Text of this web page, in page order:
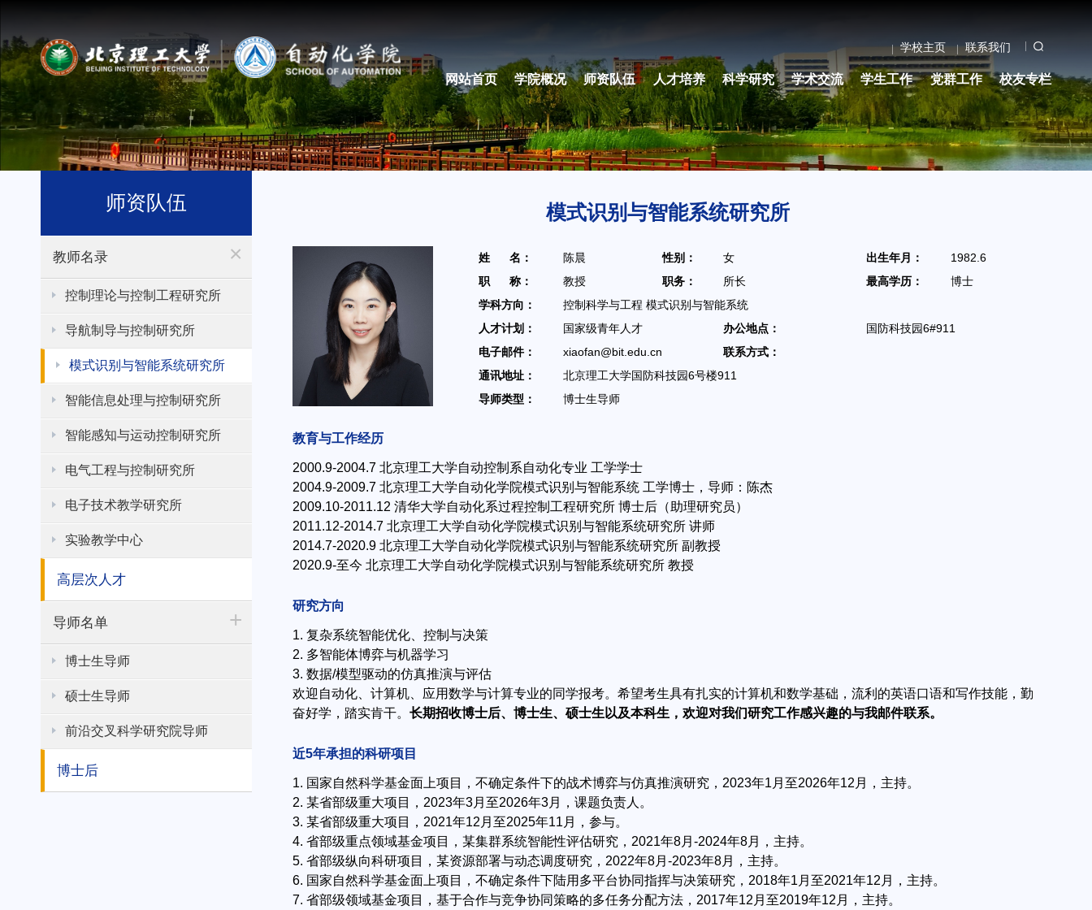
学校主页 联系我们
网站首页 学院概况 师资队伍 人才培养 科学研究 学术交流 学生工作 党群工作 校友专栏
师资队伍
教师名录 ×
控制理论与控制工程研究所
导航制导与控制研究所
模式识别与智能系统研究所
智能信息处理与控制研究所
智能感知与运动控制研究所
电气工程与控制研究所
电子技术教学研究所
实验教学中心
高层次人才
导师名单 +
博士生导师
硕士生导师
前沿交叉科学研究院导师
博士后
模式识别与智能系统研究所
姓 名： 陈晨 性别： 女 出生年月：
1982.6
职 称：
教授 职务： 所长 最高学历：
博士
学科方向：
控制科学与工程 模式识别与智能系统
人才计划：
国家级青年人才 办公地点：
国防科技园6#911
电子邮件：
xiaofan@bit.edu.cn
联系方式：
通讯地址：
北京理工大学国防科技园6号楼911
导师类型：
博士生导师
教育与工作经历
2000.9-2004.7 北京理工大学自动控制系自动化专业 工学学士
2004.9-2009.7 北京理工大学自动化学院模式识别与智能系统 工学博士，导师：陈杰
2009.10-2011.12 清华大学自动化系过程控制工程研究所 博士后（助理研究员）
2011.12-2014.7 北京理工大学自动化学院模式识别与智能系统研究所 讲师
2014.7-2020.9 北京理工大学自动化学院模式识别与智能系统研究所 副教授
2020.9-至今 北京理工大学自动化学院模式识别与智能系统研究所 教授
研究方向
1. 复杂系统智能优化、控制与决策
2. 多智能体博弈与机器学习
3. 数据/模型驱动的仿真推演与评估
欢迎自动化、计算机、应用数学与计算专业的同学报考。希望考生具有扎实的计算机和数学基础，流利的英语口语和写作技能，勤
奋好学，踏实肯干。 长期招收博士后、博士生、硕士生以及本科生，欢迎对我们研究工作感兴趣的与我邮件联系。
近5年承担的科研项目
1. 国家自然科学基金面上项目，不确定条件下的战术博弈与仿真推演研究，2023年1月至2026年12月，主持。
2. 某省部级重大项目，2023年3月至2026年3月，课题负责人。
3. 某省部级重大项目，2021年12月至2025年11月，参与。
4. 省部级重点领域基金项目，某集群系统智能性评估研究，2021年8月-2024年8月，主持。
5. 省部级纵向科研项目，某资源部署与动态调度研究，2022年8月-2023年8月，主持。
6. 国家自然科学基金面上项目，不确定条件下陆用多平台协同指挥与决策研究，2018年1月至2021年12月，主持。
7. 省部级领域基金项目，基于合作与竞争协同策略的多任务分配方法，2017年12月至2019年12月，主持。